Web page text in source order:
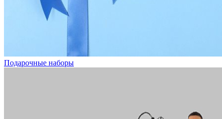
Подарочные наборы